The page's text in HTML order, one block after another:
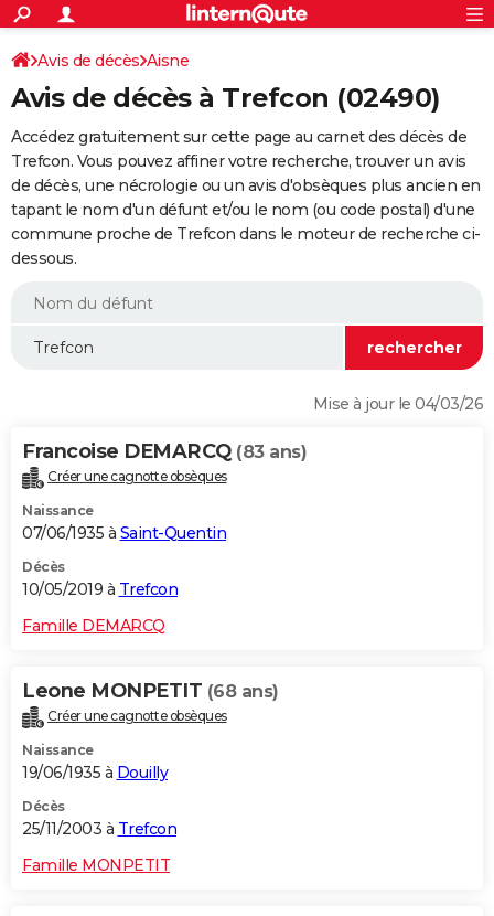
ACTUALITÉS
Politique
Société
Faits Divers
Education
Monde
Villes
+
SPORT
Coupe du monde 2026
Football
Tennis
Cyclisme
Rugby
Forum
Programme TV
TNT
Streaming
Cinéma
Sorties cinéma
Musique
+
FINANCE
Retraite
Epargne
Immobilier
Risques naturels par ville
Assurance
AUTO
Essais
Réserver un essai
Citadines
Berlines
SUV
Forum auto
+
HIGH-TECH
BRICOLAGE
WEEK-END
Alimentation
Guide de la santé
Maladies
Médicaments
Sommeil
VOYAGE
Destinations
City break
Voyage nature
Voyage de noces
Forum
Climat
+PHOTO
GUIDES D'ACHAT
Carte de Noël
Carte Bonne année
Carte Saint-Valentin
Carte Pâques
Carte d'anniversaire
DICTIONNAIRE
Dictionnaire
Biographies
Citations
Expressions
Proverbes
PROGRAMME TV
S'inscrire
Se connecter
Lycées
Collèges
Primaires
Universités
Entreprises
Service militaire
Avis de recherche
AVIS DE DÉCÈS
FORUM
Avis de décès Aisne
Avis de décès à Trefcon (02490)
Accédez gratuitement sur cette page au carnet des décès de
Trefcon. Vous pouvez affiner votre recherche, trouver un avis
de décès, une nécrologie ou un avis d'obsèques plus ancien en
tapant le nom d'un défunt et/ou le nom (ou code postal) d'une
commune proche de Trefcon dans le moteur de recherche ci-
dessous.
Mise à jour le 04/03/26
Francoise DEMARCQ (83 ans)
Créer une cagnotte obsèques
Naissance
07/06/1935 à Saint-Quentin
Décès
10/05/2019 à Trefcon
Famille DEMARCQ
Leone MONPETIT (68 ans)
Créer une cagnotte obsèques
Naissance
19/06/1935 à Douilly
Décès
25/11/2003 à Trefcon
Famille MONPETIT